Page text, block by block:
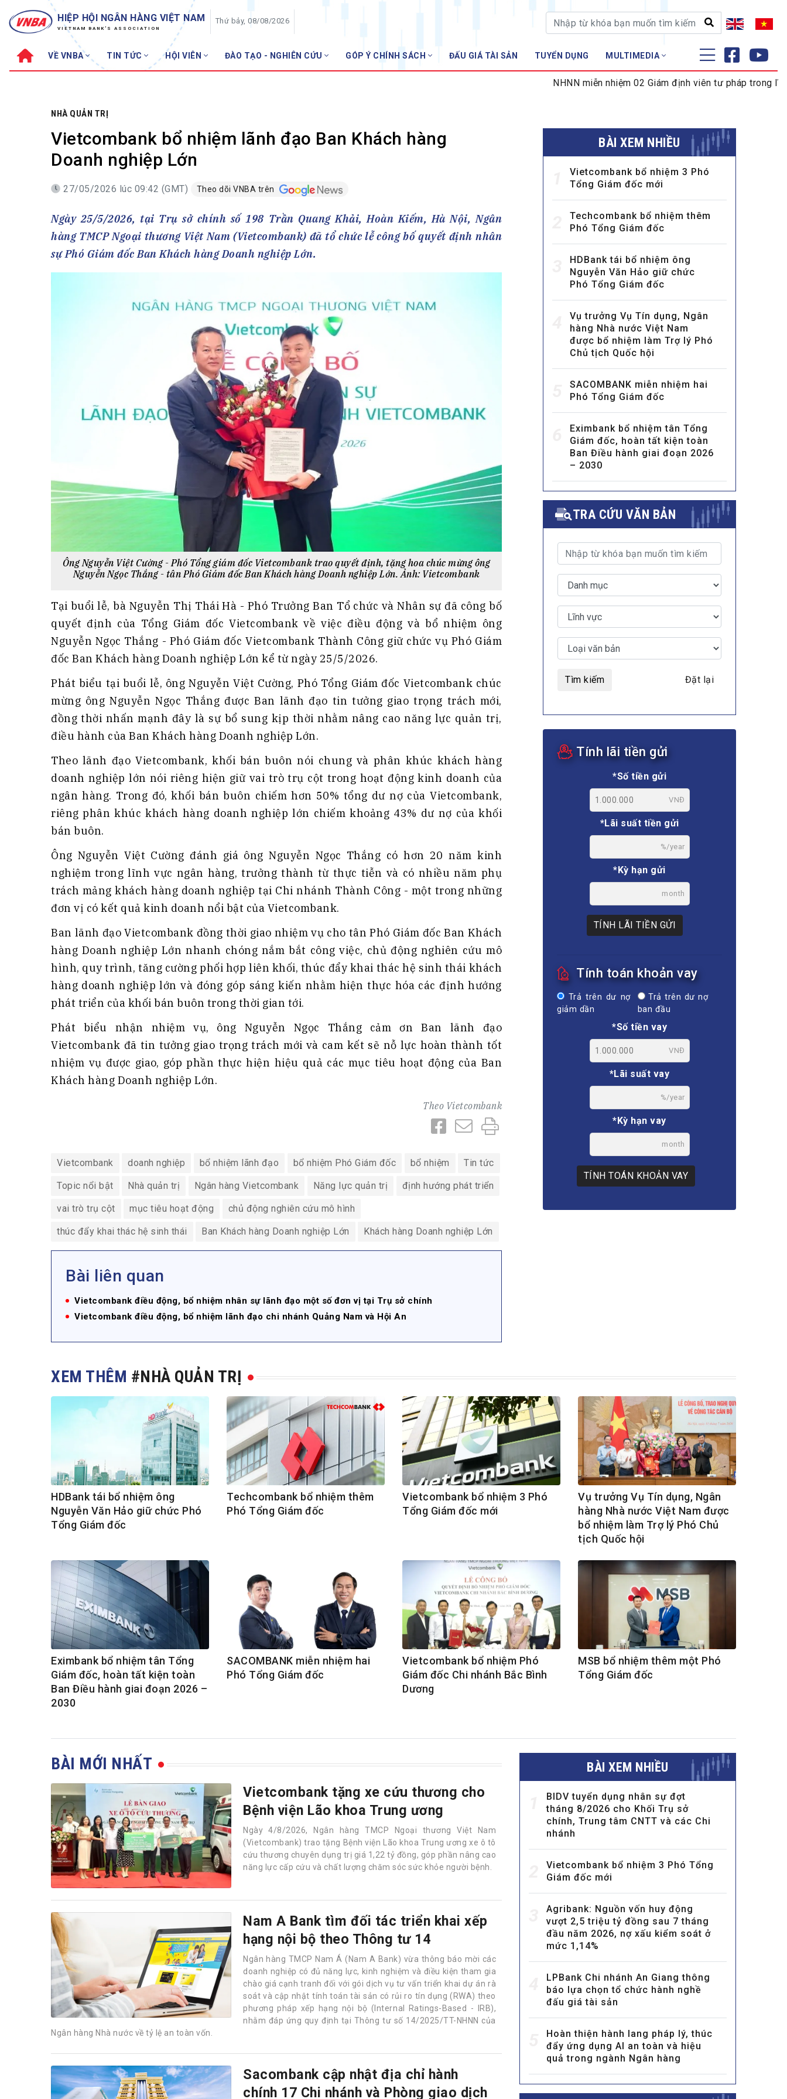
HIỆP HỘI NGÂN HÀNG VIỆT NAM
VIETNAM BANK'S ASSOCIATION
Thứ bảy, 08/08/2026
VỀ VNBA TIN TỨC HỘI VIÊN ĐÀO TẠO - NGHIÊN CỨU GÓP Ý CHÍNH SÁCH ĐẤU GIÁ TÀI SẢN TUYỂN DỤNG MULTIMEDIA
Sơ đồ tổ chức
Hội đồng Hiệp hội
Cơ quan Thường trực
VNBA các thời kỳ
Thành tích – Giải thưởng
30 năm VNBA
Bản tin Tuần VNBA
Tin ngành ngân hàng
Đào tạo
Fintech
Tài chính Tiêu dùng
Thanh toán –Thẻ
Cơ hội việc làm
ĐẤU GIÁ TÀI SẢN
Video
E-magazines
Photos
NHNN miễn nhiệm 02 Giám định viên tư pháp trong lĩnh vực tiền
NHÀ QUẢN TRỊ
Vietcombank bổ nhiệm lãnh đạo Ban Khách hàng
Doanh nghiệp Lớn
27/05/2026 lúc 09:42 (GMT) Theo dõi VNBA trên
Ngày 25/5/2026, tại Trụ sở chính số 198 Trần Quang Khải, Hoàn Kiếm, Hà Nội, Ngân
hàng TMCP Ngoại thương Việt Nam (Vietcombank) đã tổ chức lễ công bố quyết định nhân
sự Phó Giám đốc Ban Khách hàng Doanh nghiệp Lớn.
Ông Nguyễn Việt Cường - Phó Tổng giám đốc Vietcombank trao quyết định, tặng hoa chúc mừng ông
Nguyễn Ngọc Thắng - tân Phó Giám đốc Ban Khách hàng Doanh nghiệp Lớn. Ảnh: Vietcombank
Tại buổi lễ, bà Nguyễn Thị Thái Hà - Phó Trưởng Ban Tổ chức và Nhân sự đã công bố
quyết định của Tổng Giám đốc Vietcombank về việc điều động và bổ nhiệm ông
Nguyễn Ngọc Thắng - Phó Giám đốc Vietcombank Thành Công giữ chức vụ Phó Giám
đốc Ban Khách hàng Doanh nghiệp Lớn kể từ ngày 25/5/2026.
Phát biểu tại buổi lễ, ông Nguyễn Việt Cường, Phó Tổng Giám đốc Vietcombank chúc
mừng ông Nguyễn Ngọc Thắng được Ban lãnh đạo tin tưởng giao trọng trách mới,
đồng thời nhấn mạnh đây là sự bổ sung kịp thời nhằm nâng cao năng lực quản trị,
điều hành của Ban Khách hàng Doanh nghiệp Lớn.
Theo lãnh đạo Vietcombank, khối bán buôn nói chung và phân khúc khách hàng
doanh nghiệp lớn nói riêng hiện giữ vai trò trụ cột trong hoạt động kinh doanh của
ngân hàng. Trong đó, khối bán buôn chiếm hơn 50% tổng dư nợ của Vietcombank,
riêng phân khúc khách hàng doanh nghiệp lớn chiếm khoảng 43% dư nợ của khối
bán buôn.
Ông Nguyễn Việt Cường đánh giá ông Nguyễn Ngọc Thắng có hơn 20 năm kinh
nghiệm trong lĩnh vực ngân hàng, trưởng thành từ thực tiễn và có nhiều năm phụ
trách mảng khách hàng doanh nghiệp tại Chi nhánh Thành Công - một trong những
đơn vị có kết quả kinh doanh nổi bật của Vietcombank.
Ban lãnh đạo Vietcombank đồng thời giao nhiệm vụ cho tân Phó Giám đốc Ban Khách
hàng Doanh nghiệp Lớn nhanh chóng nắm bắt công việc, chủ động nghiên cứu mô
hình, quy trình, tăng cường phối hợp liên khối, thúc đẩy khai thác hệ sinh thái khách
hàng doanh nghiệp lớn và đóng góp sáng kiến nhằm hiện thực hóa các định hướng
phát triển của khối bán buôn trong thời gian tới.
Phát biểu nhận nhiệm vụ, ông Nguyễn Ngọc Thắng cảm ơn Ban lãnh đạo
Vietcombank đã tin tưởng giao trọng trách mới và cam kết sẽ nỗ lực hoàn thành tốt
nhiệm vụ được giao, góp phần thực hiện hiệu quả các mục tiêu hoạt động của Ban
Khách hàng Doanh nghiệp Lớn.
Theo Vietcombank
Vietcombank doanh nghiệp bổ nhiệm lãnh đạo bổ nhiệm Phó Giám đốc bổ nhiệm Tin tức
Topic nổi bật Nhà quản trị Ngân hàng Vietcombank Năng lực quản trị định hướng phát triển
vai trò trụ cột mục tiêu hoạt động chủ động nghiên cứu mô hình
thúc đẩy khai thác hệ sinh thái Ban Khách hàng Doanh nghiệp Lớn Khách hàng Doanh nghiệp Lớn
Bài liên quan
Vietcombank điều động, bổ nhiệm nhân sự lãnh đạo một số đơn vị tại Trụ sở chính
Vietcombank điều động, bổ nhiệm lãnh đạo chi nhánh Quảng Nam và Hội An
BÀI XEM NHIỀU
Vietcombank bổ nhiệm 3 Phó
Tổng Giám đốc mới
Techcombank bổ nhiệm thêm
Phó Tổng Giám đốc
HDBank tái bổ nhiệm ông
Nguyễn Văn Hảo giữ chức
Phó Tổng Giám đốc
Vụ trưởng Vụ Tín dụng, Ngân
hàng Nhà nước Việt Nam
được bổ nhiệm làm Trợ lý Phó
Chủ tịch Quốc hội
SACOMBANK miễn nhiệm hai
Phó Tổng Giám đốc
Eximbank bổ nhiệm tân Tổng
Giám đốc, hoàn tất kiện toàn
Ban Điều hành giai đoạn 2026
– 2030
TRA CỨU VĂN BẢN
Tìm kiếm Đặt lại
Tính lãi tiền gửi
*Số tiền gửi
VNĐ
*Lãi suất tiền gửi
%/year
*Kỳ hạn gửi
month
TÍNH LÃI TIỀN GỬI
Tính toán khoản vay
Trả trên dư nợ
giảm dần
Trả trên dư nợ
ban đầu
*Số tiền vay
VNĐ
*Lãi suất vay
%/year
*Kỳ hạn vay
month
TÍNH TOÁN KHOẢN VAY
XEM THÊM #NHÀ QUẢN TRỊ
HDBank tái bổ nhiệm ông
Nguyễn Văn Hảo giữ chức Phó
Tổng Giám đốc
Techcombank bổ nhiệm thêm
Phó Tổng Giám đốc
Vietcombank bổ nhiệm 3 Phó
Tổng Giám đốc mới
Vụ trưởng Vụ Tín dụng, Ngân
hàng Nhà nước Việt Nam được
bổ nhiệm làm Trợ lý Phó Chủ
tịch Quốc hội
Eximbank bổ nhiệm tân Tổng
Giám đốc, hoàn tất kiện toàn
Ban Điều hành giai đoạn 2026 –
2030
SACOMBANK miễn nhiệm hai
Phó Tổng Giám đốc
Vietcombank bổ nhiệm Phó
Giám đốc Chi nhánh Bắc Bình
Dương
MSB bổ nhiệm thêm một Phó
Tổng Giám đốc
BÀI MỚI NHẤT
Vietcombank tặng xe cứu thương cho
Bệnh viện Lão khoa Trung ương
Ngày 4/8/2026, Ngân hàng TMCP Ngoại thương Việt Nam
(Vietcombank) trao tặng Bệnh viện Lão khoa Trung ương xe ô tô
cứu thương chuyên dụng trị giá 1,22 tỷ đồng, góp phần nâng cao
năng lực cấp cứu và chất lượng chăm sóc sức khỏe người bệnh.
Nam A Bank tìm đối tác triển khai xếp
hạng nội bộ theo Thông tư 14
Ngân hàng TMCP Nam Á (Nam A Bank) vừa thông báo mời các
doanh nghiệp có đủ năng lực, kinh nghiệm và điều kiện tham gia
chào giá cạnh tranh đối với gói dịch vụ tư vấn triển khai dự án rà
soát và cập nhật tính toán tài sản có rủi ro tín dụng (RWA) theo
phương pháp xếp hạng nội bộ (Internal Ratings-Based - IRB),
nhằm đáp ứng quy định tại Thông tư số 14/2025/TT-NHNN của
Ngân hàng Nhà nước về tỷ lệ an toàn vốn.
Sacombank cập nhật địa chỉ hành
chính 17 Chi nhánh và Phòng giao dịch
BÀI XEM NHIỀU
BIDV tuyển dụng nhân sự đợt
tháng 8/2026 cho Khối Trụ sở
chính, Trung tâm CNTT và các Chi
nhánh
Vietcombank bổ nhiệm 3 Phó Tổng
Giám đốc mới
Agribank: Nguồn vốn huy động
vượt 2,5 triệu tỷ đồng sau 7 tháng
đầu năm 2026, nợ xấu kiểm soát ở
mức 1,14%
LPBank Chi nhánh An Giang thông
báo lựa chọn tổ chức hành nghề
đấu giá tài sản
Hoàn thiện hành lang pháp lý, thúc
đẩy ứng dụng AI an toàn và hiệu
quả trong ngành Ngân hàng